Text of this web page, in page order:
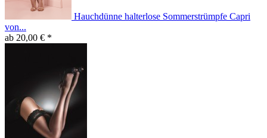
Hauchdünne halterlose Sommerstrümpfe Capri
von...
ab 20,00 € *